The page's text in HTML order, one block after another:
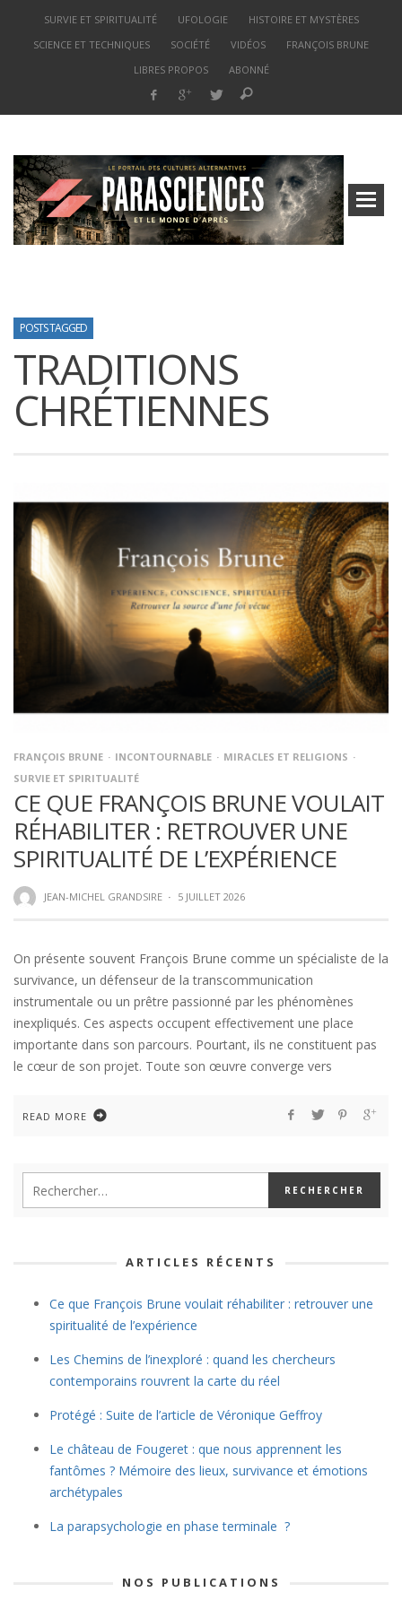
SURVIE ET SPIRITUALITÉ UFOLOGIE
HISTOIRE ET MYSTÈRES
SCIENCE ET TECHNIQUES
SOCIÉTÉ VIDÉOS
FRANÇOIS BRUNE
LIBRES PROPOS
ABONNÉ
POSTS TAGGED
TRADITIONS
CHRÉTIENNES
FRANÇOIS BRUNE INCONTOURNABLE
MIRACLES ET RELIGIONS
SURVIE ET SPIRITUALITÉ
CE QUE FRANÇOIS BRUNE VOULAIT
RÉHABILITER : RETROUVER UNE
SPIRITUALITÉ DE L’EXPÉRIENCE
JEAN-MICHEL GRANDSIRE · 5 JUILLET 2026
On présente souvent François Brune comme un spécialiste de la
survivance, un défenseur de la transcommunication
instrumentale ou un prêtre passionné par les phénomènes
inexpliqués. Ces aspects occupent effectivement une place
importante dans son parcours. Pourtant, ils ne constituent pas
le cœur de son projet. Toute son œuvre converge vers
READ MORE
ARTICLES RÉCENTS
Ce que François Brune voulait réhabiliter : retrouver une
spiritualité de l’expérience
Les Chemins de l’inexploré : quand les chercheurs
contemporains rouvrent la carte du réel
Protégé : Suite de l’article de Véronique Geffroy
Le château de Fougeret : que nous apprennent les
fantômes ? Mémoire des lieux, survivance et émotions
archétypales
La parapsychologie en phase terminale ?
NOS PUBLICATIONS